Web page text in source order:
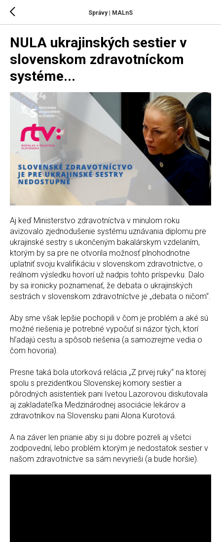
Správy | MALnS
NULA ukrajinských sestier v
slovenskom zdravotníckom
systéme...
Aj keď Ministerstvo zdravotníctva v minulom roku
avizovalo zjednodušenie systému uznávania diplomu pre
ukrajinské sestry s ukončeným bakalárskym vzdelaním,
ktorým by sa pre ne otvorila možnosť plnohodnotne
uplatniť svoju kvalifikáciu v slovenskom zdravotníctve, o
reálnom výsledku hovorí už nadpis tohto príspevku. Dalo
by sa ironicky poznamenať, že debata o ukrajinských
sestrách v slovenskom zdravotníctve je „debata o ničom“.
Aby sme však lepšie pochopili v čom je problém a aké sú
možné riešenia je potrebné vypočuť si názor tých, ktorí
hľadajú cestu a spôsob riešenia (a samozrejme vedia o
čom hovoria).
Presne taká bola utorková relácia „Z prvej ruky“ na ktorej
spolu s prezidentkou Slovenskej komory sestier a
pôrodných asistentiek pani Ivetou Lazorovou diskutovala
aj zakladateľka Medzinárodnej asociácie lekárov a
zdravotníkov na Slovensku pani Alona Kurotová.
A na záver len prianie aby si ju dobre pozreli aj všetci
zodpovední, lebo problém ktorým je nedostatok sestier v
našom zdravotníctve sa sám nevyrieši (a bude horšie).